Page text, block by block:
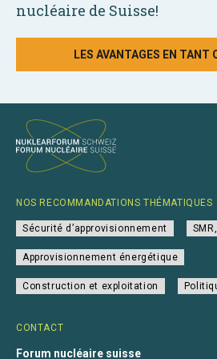
nucléaire de Suisse!
LES AVANTAGES EN TANT
CONTACT
Forum nucléaire suisse
NOS RECOMMANDATIONS THÉMATIQUES
Sécurité d’approvisionnement
Approvisionnement énergétique
Construction et exploitation